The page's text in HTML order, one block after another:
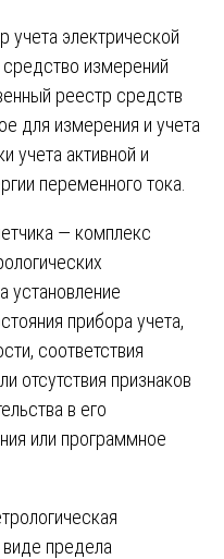
учета электрической
измерений
реестр средств
для измерения и учета
учета активной и
переменного тока.
— комплекс
установление
прибора учета,
соответствия
отсутствия признаков
в его
или программное
предела